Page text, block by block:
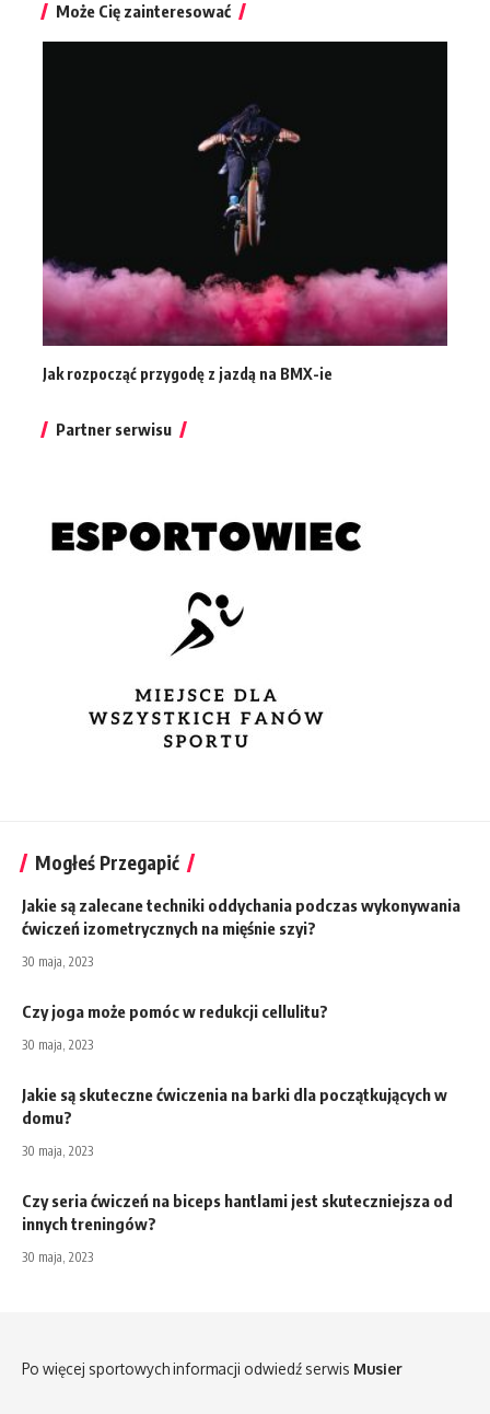
Może Cię zainteresować
Jak rozpocząć przygodę z jazdą na BMX-ie
Partner serwisu
Mogłeś Przegapić
Jakie są zalecane techniki oddychania podczas wykonywania
ćwiczeń izometrycznych na mięśnie szyi?
30 maja, 2023
Czy joga może pomóc w redukcji cellulitu?
30 maja, 2023
Jakie są skuteczne ćwiczenia na barki dla początkujących w
domu?
30 maja, 2023
Czy seria ćwiczeń na biceps hantlami jest skuteczniejsza od
innych treningów?
30 maja, 2023
Po więcej sportowych informacji odwiedź serwis Musier